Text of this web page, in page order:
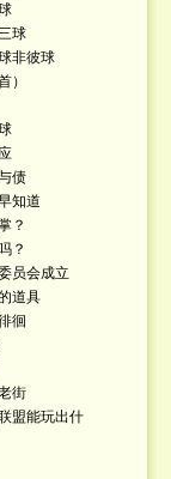
球
非彼球
）
债
知道
？
？
员会成立
道具
徊
街
盟能玩出什